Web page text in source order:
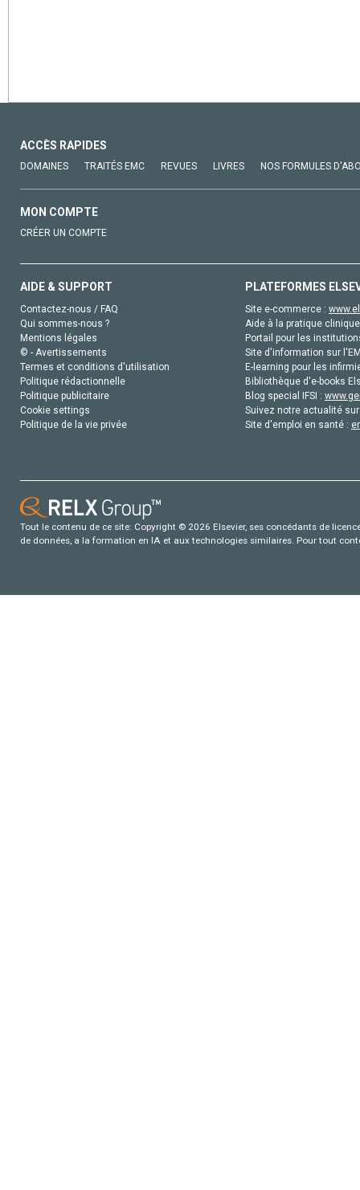
ACCÈS RAPIDES
DOMAINES TRAITÉS EMC REVUES LIVRES NOS FORMULES
MON COMPTE
CRÉER UN COMPTE
AIDE & SUPPORT
Contactez-nous / FAQ
Qui sommes-nous ?
Mentions légales
© - Avertissements
Termes et conditions d'utilisation
Politique rédactionnelle
Politique publicitaire
Cookie settings
Politique de la vie privée
PLATEFORMES
Site e-commerce :
Aide à la pratique
Portail pour les
Site d'information sur
E-learning pour les
Bibliothèque d'e-books
Blog special IFSI :
Suivez notre actualité
Site d'emploi en santé :
Tout le contenu de ce site: Copyright © 2026 Elsevier, ses concédants de
de données, a la formation en IA et aux technologies similaires. Pour tout